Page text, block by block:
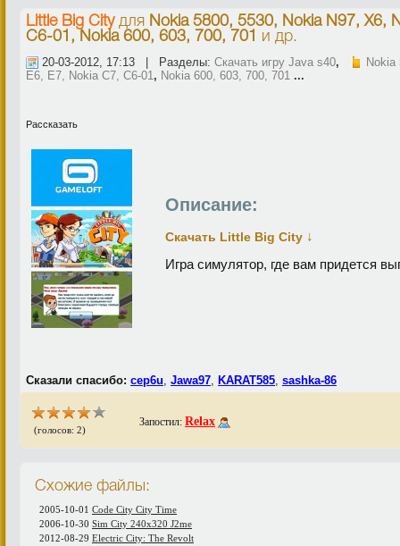
Little Big Cityдля Nokia 5800, 5530, Nokia N97, X6,
C6-01, Nokia 600, 603, 700, 701
и др.
20-03-2012, 17:13 | Разделы: Скачать игру Java s40,
Nokia
E6, E7, Nokia C7, C6-01, Nokia 600, 603, 700, 701 ...
Рассказать
Описание:
Скачать Little Big City ↓
Игра симулятор, где вам придется
Сказали спасибо: cep6u, Jawa97, KARAT585, sashka-86
(голосов: 2)
Запостил: Relax
Схожие файлы:
2005-10-01 Code City City Time
2006-10-30 Sim City 240x320 J2me
2012-08-29 Electric City: The Revolt